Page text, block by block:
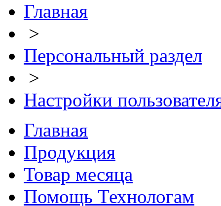
Главная
>
Персональный раздел
>
Настройки
Главная
Продукция
Товар месяца
Помощь Технологам